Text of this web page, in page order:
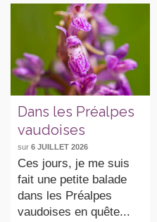
Dans les Préalpes
vaudoises
sur 6 JUILLET 2026
Ces jours, je me suis
fait une petite balade
dans les Préalpes
vaudoises en quête...